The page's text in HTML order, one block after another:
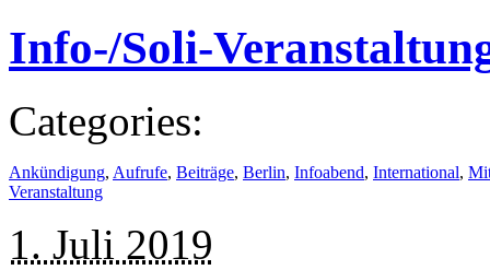
Info-/Soli-
Categories:
Ankündigung, Aufrufe, Beiträge, Berlin, Infoabend, International,
Veranstaltung
1. Juli 2019